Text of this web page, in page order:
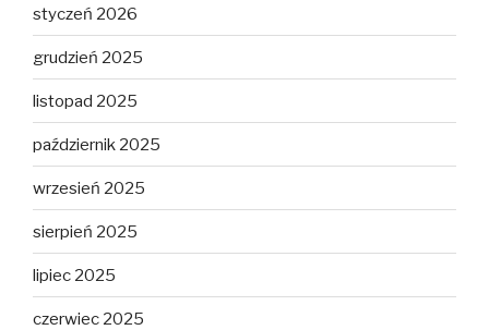
styczeń 2026
grudzień 2025
listopad 2025
październik 2025
wrzesień 2025
sierpień 2025
lipiec 2025
czerwiec 2025